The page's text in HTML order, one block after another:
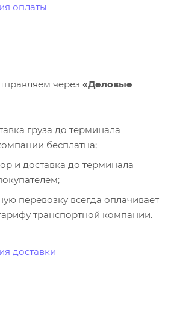
оплаты
через «Деловые
груза до терминала
бесплатна;
и доставка до терминала
перевозку всегда оплачивает
транспортной компании.
доставки